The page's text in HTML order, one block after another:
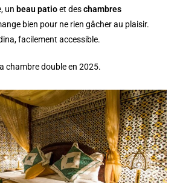
un beau patioet deschambres
bien pour ne rien gâcher au plaisir.
facilement accessible.
chambre double en 2025.